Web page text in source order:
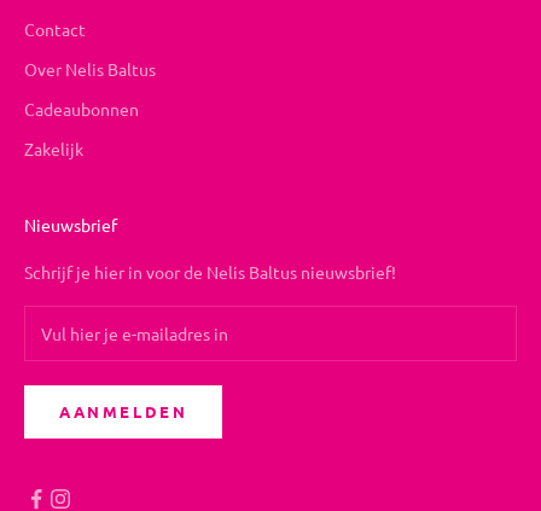
Contact
Over Nelis Baltus
Cadeaubonnen
Zakelijk
Nieuwsbrief
Schrijf je hier in voor de Nelis Baltus nieuwsbrief!
AANMELDEN